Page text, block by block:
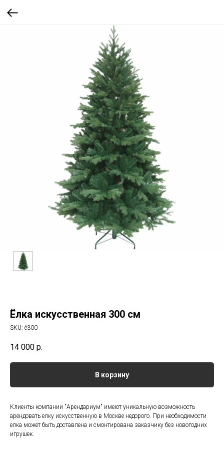
Ёлка искусственная 300 см
SKU: ё300
14 000 р.
В корзину
Клиенты компании "Арендариум" имеют уникальную возможность
арендовать елку искусственную в Москве недорого. При необходимости
елка может быть доставлена и смонтирована заказчику без новогодних
игрушек.